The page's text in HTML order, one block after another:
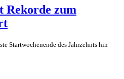
Rekorde zum
Startwochenende des Jahrzehnts hin